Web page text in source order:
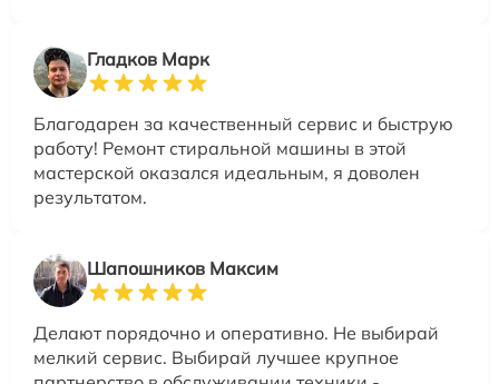
Гладков Марк
Благодарен за качественный сервис и быструю
работу! Ремонт стиральной машины в этой
мастерской оказался идеальным, я доволен
результатом.
Шапошников Максим
Делают порядочно и оперативно. Не выбирай
мелкий сервис. Выбирай лучшее крупное